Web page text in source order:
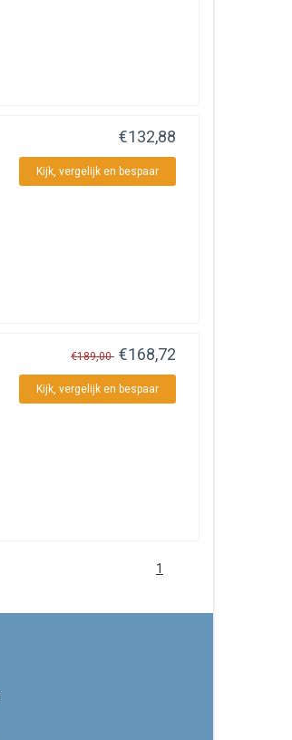
€132,88
Kijk, vergelijk en bespaar
€189,00 €168,72
Kijk, vergelijk en bespaar
1